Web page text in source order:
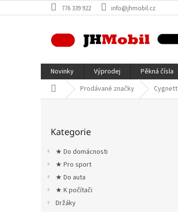
na
776 339 922 info@jhmobil.cz
Novinky Výprodej Pěkná čísla
Domů Prodávané značky Cygnett
kategorie
Kategorie
★ Do domácnosti
★ Pro sport
★ Do auta
★ K počítači
Držáky